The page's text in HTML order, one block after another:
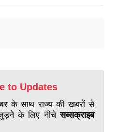
to Updates
के साथ राज्य की खबरों से
के लिए नीचेसब्सक्राइब